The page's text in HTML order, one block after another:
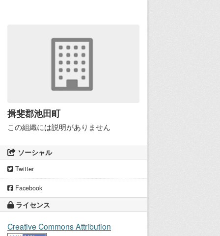
揖斐郡池田町
この組織には説明がありません
ソーシャル
Twitter
Facebook
ライセンス
Creative Commons Attribution